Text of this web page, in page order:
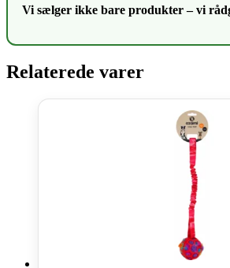
Vi sælger ikke bare produkter – vi
Relaterede varer